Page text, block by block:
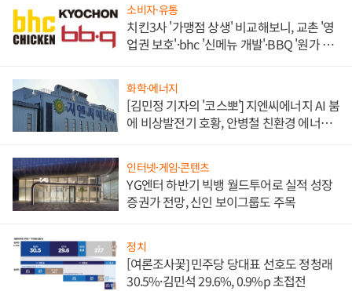
소비자·유통
치킨3사 '가맹점 상생' 비교해보니, 교촌 '영
업권 보호'·bhc '신메뉴 개발'·BBQ '원가 부
화학·에너지
[김민정 기자의 '코스뽀'] 지엔씨에너지 AI 붐
에 비상발전기 호황, 안병철 친환경 에너지
인터넷·게임·콘텐츠
YG엔터 하반기 빅뱅 월드투어로 실적 성장
증권가 전망, 신인 보이그룹도 주목
정치
[여론조사꽃] 민주당 당대표 선호도 정청래
30.5%·김민석 29.6%, 0.9%p 초접전